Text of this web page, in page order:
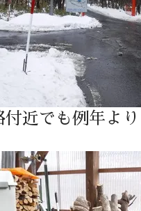
付近でも例年よ